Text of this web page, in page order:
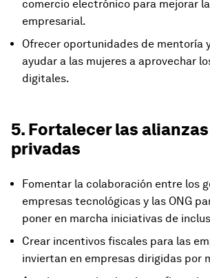
comercio electrónico para mejorar
empresarial.
Ofrecer oportunidades de mentoría
ayudar a las mujeres a aprovechar
digitales.
5. Fortalecer las
privadas
Fomentar la colaboración entre los
empresas tecnológicas y las ONG
poner en marcha iniciativas de
Crear incentivos fiscales para las
inviertan en empresas dirigidas por